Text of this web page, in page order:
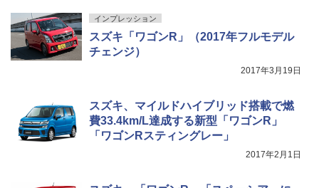
インプレッション
スズキ「ワゴンR」（2017年フルモデル
チェンジ）
2017年3月19日
スズキ、マイルドハイブリッド搭載で燃
費33.4km/L達成する新型「ワゴンR」
「ワゴンRスティングレー」
2017年2月1日